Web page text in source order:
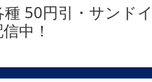
50円引・サンド
中！